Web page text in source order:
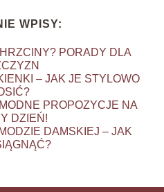
WPISY:
PORADY DLA
– JAK JE STYLOWO
PROPOZYCJE NA
DZIEŃ!
DAMSKIEJ – JAK